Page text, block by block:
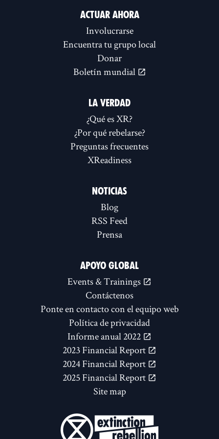
ACTUAR AHORA
Involucrarse
Encuentra tu grupo local
Donar
Boletín mundial
LA VERDAD
¿Qué es XR?
¿Por qué rebelarse?
Preguntas frecuentes
XReadiness
NOTICIAS
Blog
RSS Feed
Prensa
APOYO GLOBAL
Events & Trainings
Contáctenos
Ponte en contacto con el equipo web
Política de privacidad
Informe anual 2022
2023 Financial Report
2024 Financial Report
2025 Financial Report
Site map